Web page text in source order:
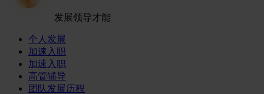
发展领导才能
个人发展
加速入职
加速入职
高管辅导
团队发展历程